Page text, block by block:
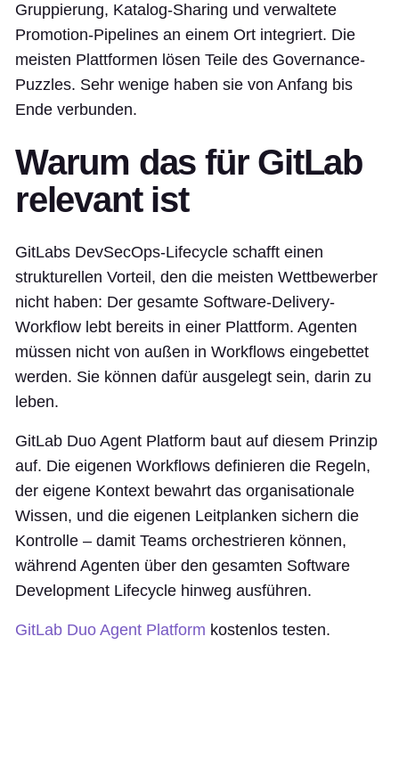
Gruppierung, Katalog-Sharing und verwaltete
Promotion-Pipelines an einem Ort integriert. Die
meisten Plattformen lösen Teile des Governance-
Puzzles. Sehr wenige haben sie von Anfang bis
Ende verbunden.
Warum das für GitLab
relevant ist
GitLabs DevSecOps-Lifecycle schafft einen
strukturellen Vorteil, den die meisten Wettbewerber
nicht haben: Der gesamte Software-Delivery-
Workflow lebt bereits in einer Plattform. Agenten
müssen nicht von außen in Workflows eingebettet
werden. Sie können dafür ausgelegt sein, darin zu
leben.
GitLab Duo Agent Platform baut auf diesem Prinzip
auf. Die eigenen Workflows definieren die Regeln,
der eigene Kontext bewahrt das organisationale
Wissen, und die eigenen Leitplanken sichern die
Kontrolle – damit Teams orchestrieren können,
während Agenten über den gesamten Software
Development Lifecycle hinweg ausführen.
GitLab Duo Agent Platform kostenlos testen.